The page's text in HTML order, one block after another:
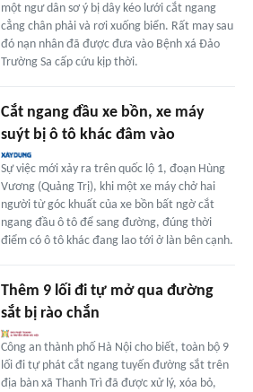
một ngư dân sơ ý bị dây kéo lưới cắt ngang
cẳng chân phải và rơi xuống biển. Rất may sau
đó nạn nhân đã được đưa vào Bệnh xá Đảo
Trường Sa cấp cứu kịp thời.
Cắt ngang đầu xe bồn, xe máy
suýt bị ô tô khác đâm vào
Sự việc mới xảy ra trên quốc lộ 1, đoạn Hùng
Vương (Quảng Trị), khi một xe máy chở hai
người từ góc khuất của xe bồn bất ngờ cắt
ngang đầu ô tô để sang đường, đúng thời
điểm có ô tô khác đang lao tới ở làn bên cạnh.
Thêm 9 lối đi tự mở qua đường
sắt bị rào chắn
Công an thành phố Hà Nội cho biết, toàn bộ 9
lối đi tự phát cắt ngang tuyến đường sắt trên
địa bàn xã Thanh Trì đã được xử lý, xóa bỏ,